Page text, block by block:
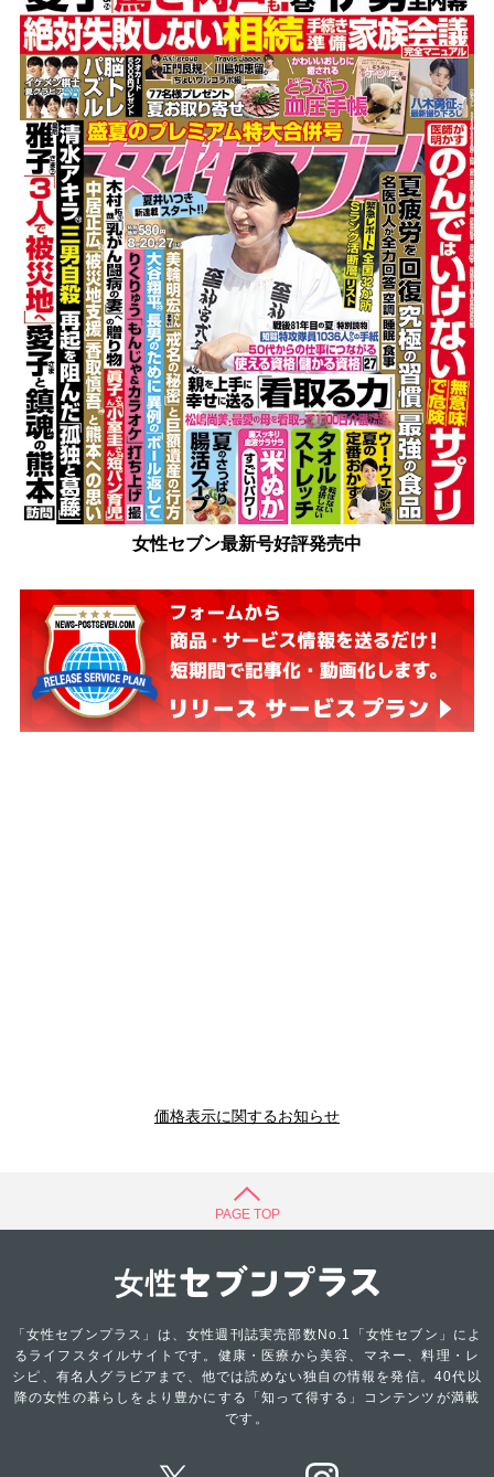
女性セブン最新号好評発売中
価格表示に関するお知らせ
PAGE TOP
「女性セブンプラス」は、女性週刊誌実売部数No.1「女性セブン」によ
るライフスタイルサイトです。健康・医療から美容、マネー、料理・レ
シピ、有名人グラビアまで、他では読めない独自の情報を発信。40代以
降の女性の暮らしをより豊かにする「知って得する」コンテンツが満載
です。